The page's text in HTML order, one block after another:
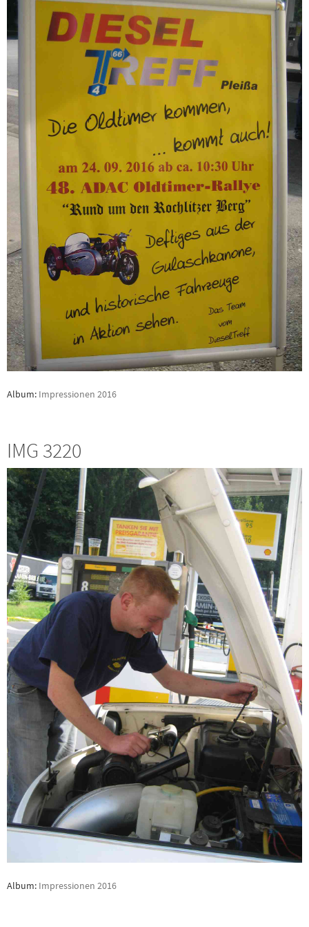
Album: Impressionen 2016
IMG 3220
Album: Impressionen 2016